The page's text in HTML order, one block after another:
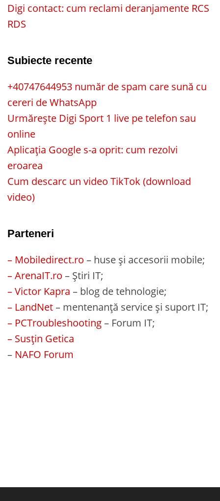
Digi contact: cum reclami deranjamente RCS
RDS
Subiecte recente
+40747644953 număr de spam care sună cu
cereri de WhatsApp
Urmărește Digi Sport 1 live pe telefon sau
online
Aplicația Google s-a oprit: cum rezolvi
eroarea
Cum descarc un video TikTok (download
video)
Parteneri
– Mobiledirect.ro – huse și accesorii mobile;
– ArenaIT.ro – Știri IT;
– Victor Kapra – blog de tehnologie;
– LandNet– mentenanță service și suport IT;
– PCTroubleshooting– Forum IT;
– Susțin Getica
– NAFO Forum